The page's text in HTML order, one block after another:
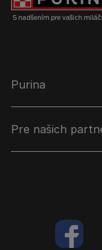
Purina
Pre našich